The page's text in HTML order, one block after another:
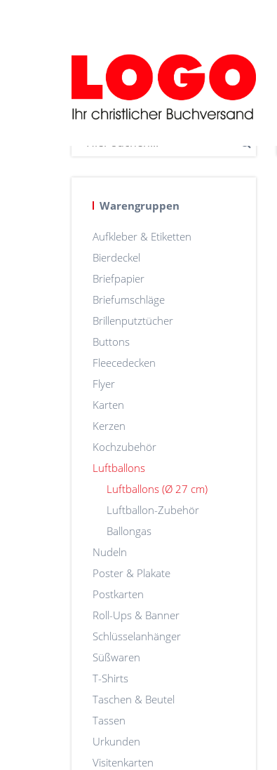
Warengruppen
Aufkleber & Etiketten
Bierdeckel
Briefpapier
Briefumschläge
Brillenputztücher
Buttons
Fleecedecken
Flyer
Karten
Kerzen
Kochzubehör
Luftballons
Luftballons (Ø 27 cm)
Luftballon-Zubehör
Ballongas
Nudeln
Poster & Plakate
Postkarten
Roll-Ups & Banner
Schlüsselanhänger
Süßwaren
T-Shirts
Taschen & Beutel
Tassen
Urkunden
Visitenkarten